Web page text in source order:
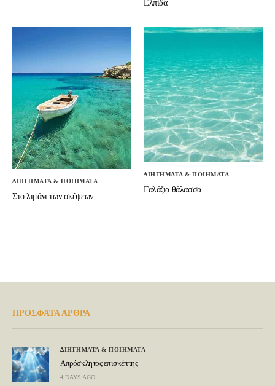
Ελπίδα
ΔΙΗΓΗΜΑΤΑ & ΠΟΙΗΜΑΤΑ
Στο λιμάνι των σκέψεων
ΔΙΗΓΗΜΑΤΑ & ΠΟΙΗΜΑΤΑ
Γαλάζια θάλασσα
ΠΡΟΣΦΑΤΑ ΑΡΘΡΑ
ΔΙΗΓΗΜΑΤΑ & ΠΟΙΗΜΑΤΑ
Απρόσκλητος επισκέπτης
4 DAYS AGO